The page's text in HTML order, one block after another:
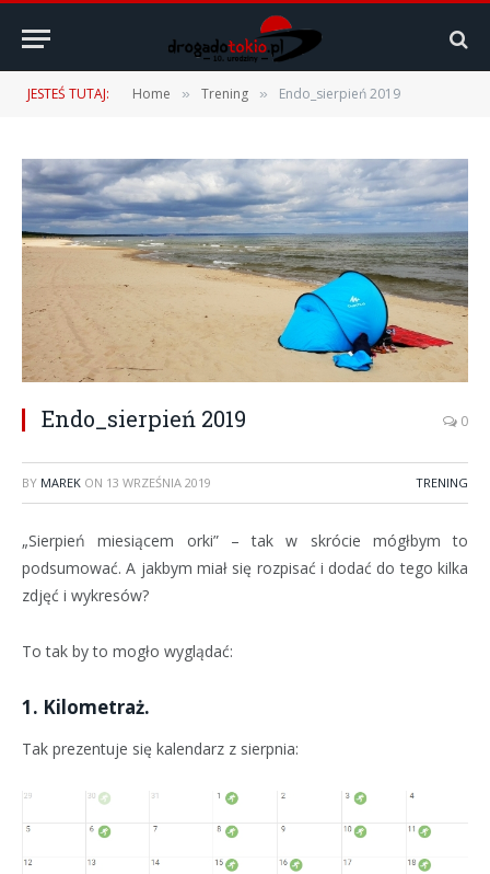
JESTEŚ TUTAJ: Home » Trening » Endo_sierpień 2019
Endo_sierpień 2019 0
BY MAREK ON 13 WRZEŚNIA 2019 TRENING
„Sierpień miesiącem orki” – tak w skrócie mógłbym to
podsumować. A jakbym miał się rozpisać i dodać do tego kilka
zdjęć i wykresów?
To tak by to mogło wyglądać:
1. Kilometraż.
Tak prezentuje się kalendarz z sierpnia: